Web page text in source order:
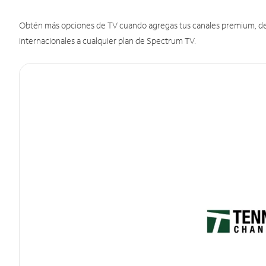
Obtén más opciones de TV cuando agregas tus canales premium,
internacionales a cualquier plan de Spectrum TV.